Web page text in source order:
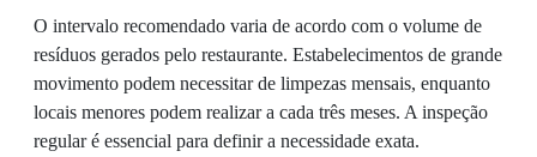
O intervalo recomendado varia de acordo com o volume de
resíduos gerados pelo restaurante. Estabelecimentos de grande
movimento podem necessitar de limpezas mensais, enquanto
locais menores podem realizar a cada três meses. A inspeção
regular é essencial para definir a necessidade exata.